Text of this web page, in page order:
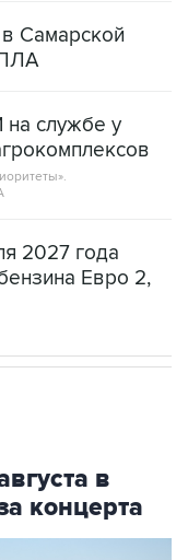
службе у
2027 года
в
концерта